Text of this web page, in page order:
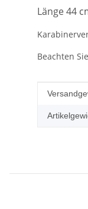
Länge 44
Beachten
Wert